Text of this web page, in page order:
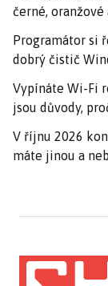
černé,
Programátor si
dobrý čistič
Vypínáte Wi-Fi
jsou důvody,
V říjnu 2026
máte jinou a